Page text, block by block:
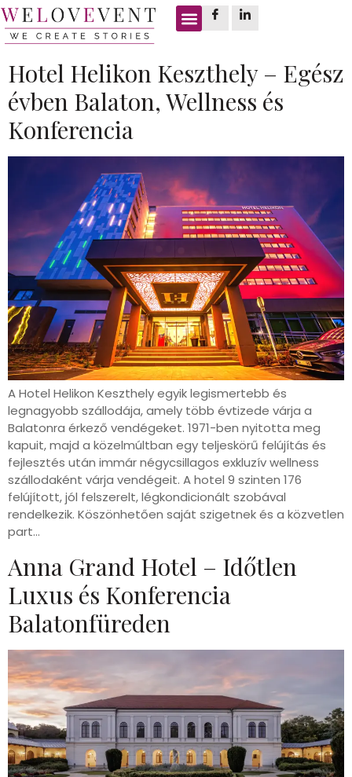
Címke:finn szauna
Hotel Helikon Keszthely – Egész
évben Balaton, Wellness és
Konferencia
A Hotel Helikon Keszthely egyik legismertebb és
legnagyobb szállodája, amely több évtizede várja a
Balatonra érkező vendégeket. 1971-ben nyitotta meg
kapuit, majd a közelmúltban egy teljeskörű felújítás és
fejlesztés után immár négycsillagos exkluzív wellness
szállodaként várja vendégeit. A hotel 9 szinten 176
felújított, jól felszerelt, légkondicionált szobával
rendelkezik. Köszönhetően saját szigetnek és a közvetlen
part…
Anna Grand Hotel – Időtlen
Luxus és Konferencia
Balatonfüreden